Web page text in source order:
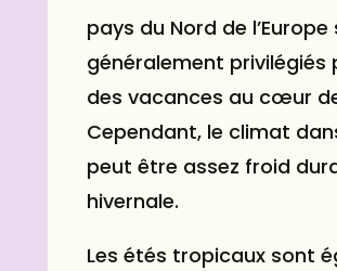
pays du Nord de
généralement privilégiés
des vacances au cœur de
Cependant, le climat
peut être assez froid
hivernale.
Les étés tropicaux sont